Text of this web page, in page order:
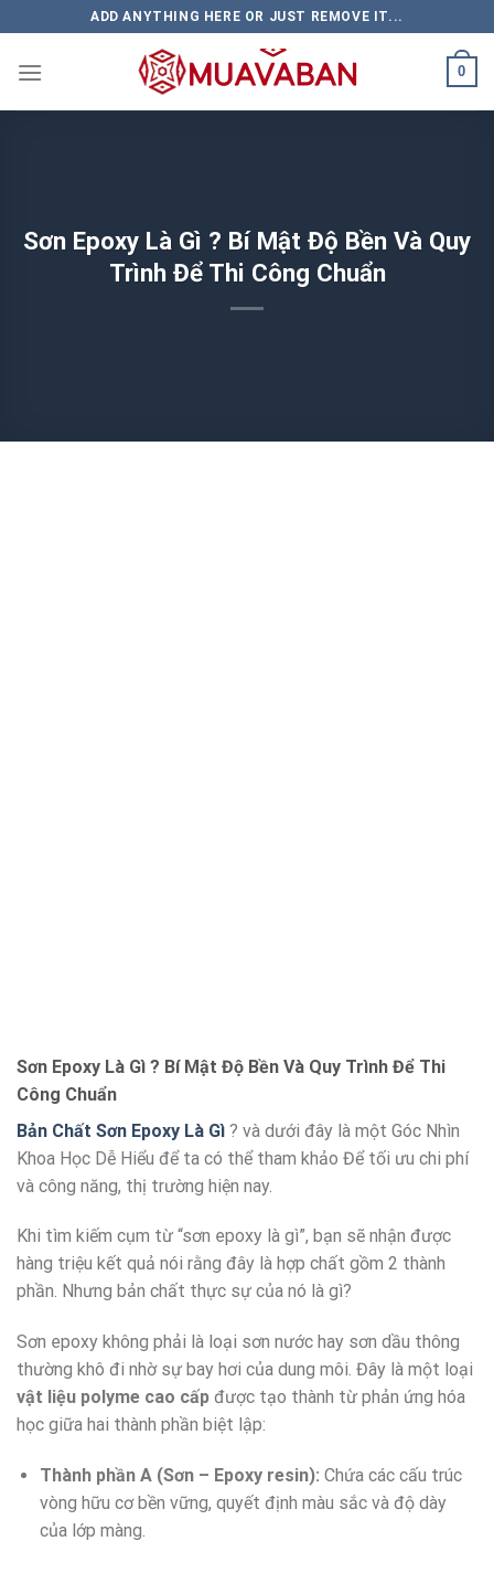
to
content
ADD ANYTHING HERE OR JUST REMOVE IT...
0
Sơn Epoxy Là Gì ? Bí Mật Độ Bền Và Quy
Trình Để Thi Công Chuẩn
Sơn Epoxy Là Gì ? Bí Mật Độ Bền Và Quy Trình Để Thi
Công Chuẩn
Bản Chất Sơn Epoxy Là Gì ? và dưới đây là một Góc Nhìn
Khoa Học Dễ Hiểu để ta có thể tham khảo Để tối ưu chi phí
và công năng, thị trường hiện nay.
Khi tìm kiếm cụm từ “sơn epoxy là gì”, bạn sẽ nhận được
hàng triệu kết quả nói rằng đây là hợp chất gồm 2 thành
phần. Nhưng bản chất thực sự của nó là gì?
Sơn epoxy không phải là loại sơn nước hay sơn dầu thông
thường khô đi nhờ sự bay hơi của dung môi. Đây là một loại
vật liệu polyme cao cấp được tạo thành từ phản ứng hóa
học giữa hai thành phần biệt lập:
Thành phần A (Sơn – Epoxy resin): Chứa các cấu trúc
vòng hữu cơ bền vững, quyết định màu sắc và độ dày
của lớp màng.